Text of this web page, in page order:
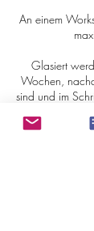
An einem
Glasiert
Wochen,
sind und im
genauso viel